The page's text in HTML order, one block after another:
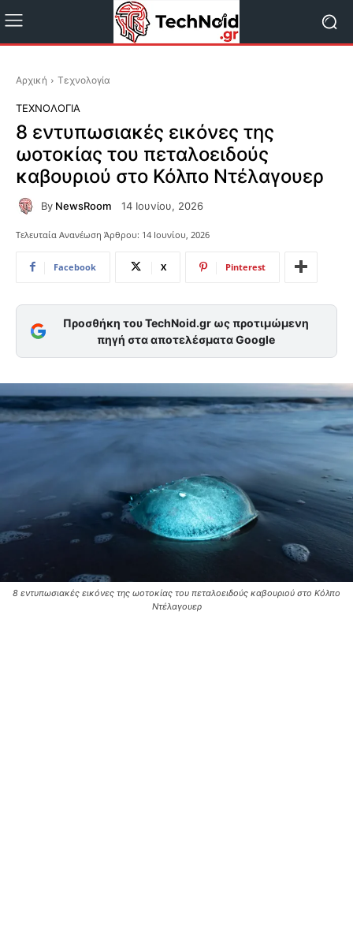
Αρχική Τεχνολογία
ΤΕΧΝΟΛΟΓΊΑ
8 εντυπωσιακές εικόνες της
ωοτοκίας του πεταλοειδούς
καβουριού στο Κόλπο Ντέλαγουερ
By NewsRoom 14 Ιουνίου, 2026
Τελευταία Ανανέωση Άρθρου: 14 Ιουνίου, 2026
Facebook X Pinterest
Προσθήκη του TechNoid.gr ως προτιμώμενη
πηγή στα αποτελέσματα Google
8 εντυπωσιακές εικόνες της ωοτοκίας του πεταλοειδούς καβουριού στο Κόλπο
Ντέλαγουερ